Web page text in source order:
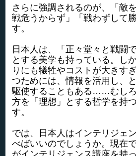
さらに強調されるのが、「敵
戦危うからず」「戦わずして
す。
日本人は、「正々堂々と戦闘
とする美学も持っている。し
りにも犠牲やコストが大きす
つためには、情報を活用し、
駆使することもある……むし
方を「理想」とする哲学を持
す。
では、日本人はインテリジェ
べばいいのでしょうか。現在